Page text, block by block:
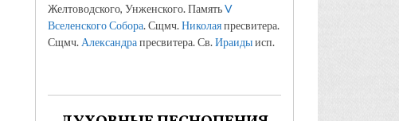
Желтоводского, Унженского. ПамятьV
Вселенского Собора. Сщмч.Николаяпресвитера.
Сщмч. Александрапресвитера. Св.Ираидыисп.